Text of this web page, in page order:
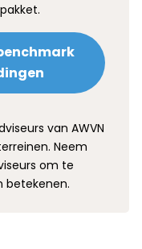
van AWVN
Neem
om te
betekenen.